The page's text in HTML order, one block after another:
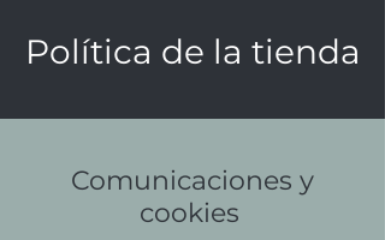
Política de la tienda
Comunicaciones y
cookies